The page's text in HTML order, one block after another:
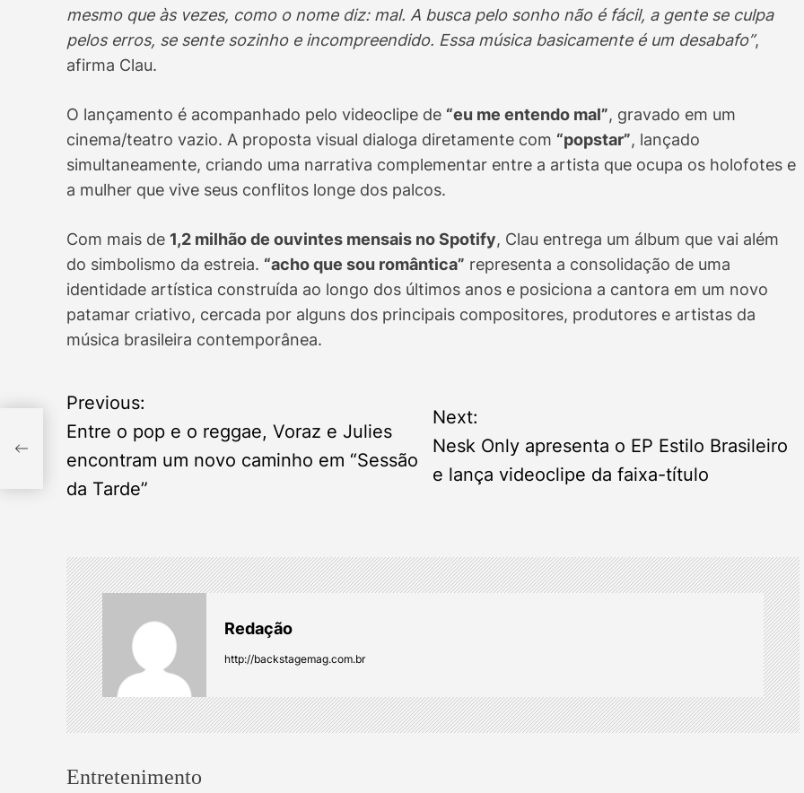
mesmo que às vezes, como o nome diz: mal. A busca pelo sonho não é fácil, a gente se culpa
pelos erros, se sente sozinho e incompreendido. Essa música basicamente é um desabafo”,
afirma Clau.
O lançamento é acompanhado pelo videoclipe de “eu me entendo mal”, gravado em um
cinema/teatro vazio. A proposta visual dialoga diretamente com “popstar”, lançado
simultaneamente, criando uma narrativa complementar entre a artista que ocupa os holofotes e
a mulher que vive seus conflitos longe dos palcos.
Com mais de 1,2 milhão de ouvintes mensais no Spotify, Clau entrega um álbum que vai além
do simbolismo da estreia. “acho que sou romântica” representa a consolidação de uma
identidade artística construída ao longo dos últimos anos e posiciona a cantora em um novo
patamar criativo, cercada por alguns dos principais compositores, produtores e artistas da
música brasileira contemporânea.
P
o
s
n
a
v
i
Previous:
Entre o pop e o reggae, Voraz e Julies
encontram um novo caminho em “Sessão
da Tarde”
Next:
Nesk Only apresenta o EP Estilo Brasileiro
e lança videoclipe da faixa-título
Redação
http://backstagemag.com.br
Entretenimento